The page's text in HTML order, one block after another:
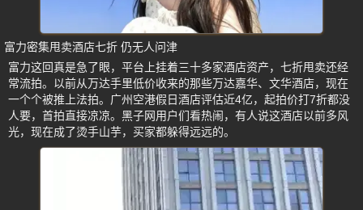
富力密集甩卖酒店七折 仍无人问津
富力这回真是急了眼，平台上挂着三十多家酒店资产，七折甩卖还经
常流拍。以前从万达手里低价收来的那些万达嘉华、文华酒店，现在
一个个被推上法拍。广州空港假日酒店评估近4亿，起拍价打7折都没
人要，首拍直接凉凉。黑子网用户们看热闹，有人说这酒店以前多风
光，现在成了烫手山芋，买家都躲得远远的。